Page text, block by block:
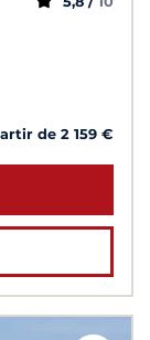
de 2 159 €